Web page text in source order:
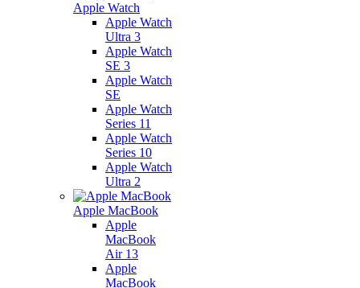
Apple Watch
Apple Watch
Ultra 3
Apple Watch
SE 3
Apple Watch
SE
Apple Watch
Series 11
Apple Watch
Series 10
Apple Watch
Ultra 2
Apple MacBook
Apple
MacBook
Air 13
Apple
MacBook